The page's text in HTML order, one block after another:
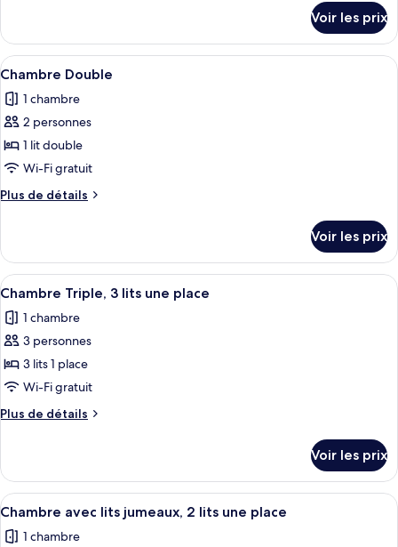
Chambre
Double
le
type
de
Chambre
Double
Voir les prix
Afficher
toutes
les
photos
pour
ce
type
de
Chambre
Double
Une chambre d’hôtel moderne
8
Chambre Double
1 chambre
2 personnes
1 lit double
Wi-Fi gratuit
Plus de détails
Plus
le
type
de
Chambre
Double
Voir les prix
Afficher
toutes
les
photos
pour
ce
type
de
Chambre
Triple,
3
lits
Chambre Triple, 3 lits une place |
8
Chambre Triple, 3 lits une place
1 chambre
3 personnes
3 lits 1 place
Wi-Fi gratuit
Plus de détails
Plus
le
type
de
Chambre
Voir les prix
Afficher
toutes
Une chambre d’hôtel avec deux
9
Chambre avec lits jumeaux, 2 lits une place
1 chambre